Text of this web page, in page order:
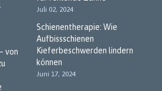
von
Juli 02, 2024
Schienentherapie: Wie
Aufbissschienen
Kieferbeschwerden lindern
können
Juni 17, 2024